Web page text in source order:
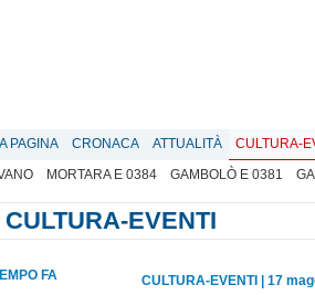
PAGINA CRONACA ATTUALITÀ CULTURA-
MORTARA E 0384 GAMBOLÒ E 0381
CULTURA-EVENTI
FA CULTURA-EVENTI 17